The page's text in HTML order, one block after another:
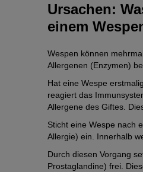
Ursachen:
einem
Wespen können
Allergenen (Enzymen)
Hat eine Wespe
reagiert das
Allergene des Giftes.
Sticht eine Wespe nach
Allergie) ein. Innerhalb
Durch diesen Vorgang
Prostaglandine) frei.